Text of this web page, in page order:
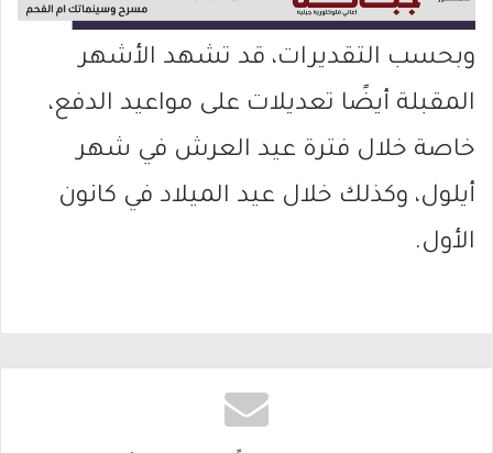
وبحسب التقديرات، قد تشهد الأشهر
المقبلة أيضًا تعديلات على مواعيد الدفع،
خاصة خلال فترة عيد العرش في شهر
أيلول، وكذلك خلال عيد الميلاد في كانون
الأول.